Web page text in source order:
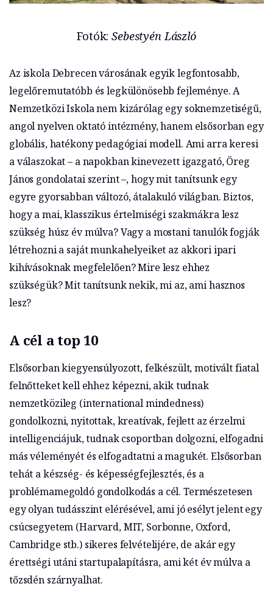
Fotók:Sebestyén László
Az iskola Debrecen városának egyik legfontosabb,
legelőremutatóbb és legkülönösebb fejleménye. A
Nemzetközi Iskola nem kizárólag egy soknemzetiségű,
angol nyelven oktató intézmény, hanem elsősorban egy
globális, hatékony pedagógiai modell. Ami arra keresi
a válaszokat – a napokban kinevezett igazgató, Öreg
János gondolatai szerint –, hogy mit tanítsunk egy
egyre gyorsabban változó, átalakuló világban. Biztos,
hogy a mai, klasszikus értelmiségi szakmákra lesz
szükség húsz év múlva? Vagy a mostani tanulók fogják
létrehozni a saját munkahelyeiket az akkori ipari
kihívásoknak megfelelően? Mire lesz ehhez
szükségük? Mit tanítsunk nekik, mi az, ami hasznos
lesz?
A cél a top 10
Elsősorban kiegyensúlyozott, felkészült, motivált fiatal
felnőtteket kell ehhez képezni, akik tudnak
nemzetközileg (international mindedness)
gondolkozni, nyitottak, kreatívak, fejlett az érzelmi
intelligenciájuk, tudnak csoportban dolgozni, elfogadni
más véleményét és elfogadtatni a magukét. Elsősorban
tehát a készség- és képességfejlesztés, és a
problémamegoldó gondolkodás a cél. Természetesen
egy olyan tudásszint elérésével, ami jó esélyt jelent egy
csúcsegyetem (Harvard, MIT, Sorbonne, Oxford,
Cambridge stb.) sikeres felvételijére, de akár egy
érettségi utáni startupalapításra, ami két év múlva a
tőzsdén szárnyalhat.